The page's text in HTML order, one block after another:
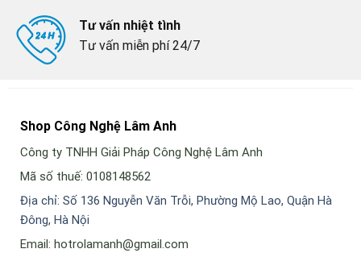
Tư vấn nhiệt tình
Tư vấn miễn phí 24/7
Shop Công Nghệ Lâm Anh
Công ty TNHH Giải Pháp Công Nghệ Lâm Anh
Mã số thuế: 0108148562
Địa chỉ: Số 136 Nguyễn Văn Trỗi, Phường Mộ Lao, Quận Hà
Đông, Hà Nội
Email: hotrolamanh@gmail.com